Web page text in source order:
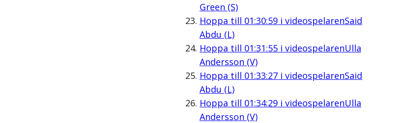
Green (S)
Hoppa till 01:30:59i videospelarenSaid
Abdu (L)
Hoppa till 01:31:55i videospelarenUlla
Andersson (V)
Hoppa till 01:33:27i videospelarenSaid
Abdu (L)
Hoppa till 01:34:29i videospelarenUlla
Andersson (V)